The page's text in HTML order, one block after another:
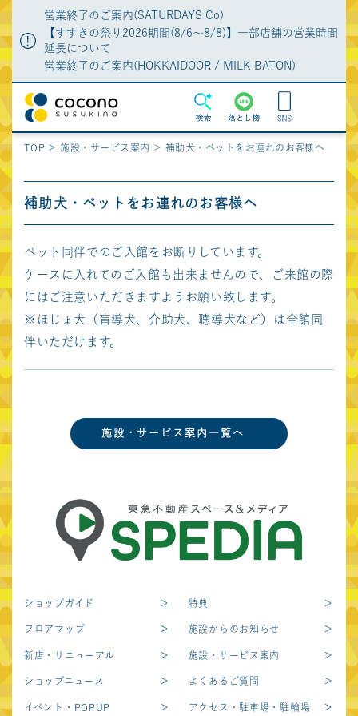
営業終了のご案内(SATURDAYS Co)
【すすきの祭り2026期間(8/6～8/8)】一部店舗の営業時間
延長について
営業終了のご案内(HOKKAIDOOR / MILK BATON)
検索 落とし物
グルメガイド
イベント・POPUP 施設・サービス案内
新店・リニューアル 施設からのお知らせ
特典
アクセス・駐車場・
駐輪場
よくあるご質問 落とし物の問合せ
日本語 English 中文繁体 中文簡体 한국어
お問い合わせ
プライバシーポリシー
東急不動産ホールディングスグループ
東急不動産株式会社
東急不動産SCマネジメント株式会社
TOP 施設・サービス案内 補助犬・ペットをお連れのお客様へ
補助犬・ペットをお連れのお客様へ
ペット同伴でのご入館をお断りしています。
ケースに入れてのご入館も出来ませんので、ご来館の際
にはご注意いただきますようお願い致します。
※ほじょ犬（盲導犬、介助犬、聴導犬など）は全館同
伴いただけます。
施設・サービス案内一覧へ
ショップガイド
フロアマップ
新店・リニューアル
ショップニュース
イベント・POPUP
特典
施設からのお知らせ
施設・サービス案内
よくあるご質問
アクセス・駐車場・駐輪場